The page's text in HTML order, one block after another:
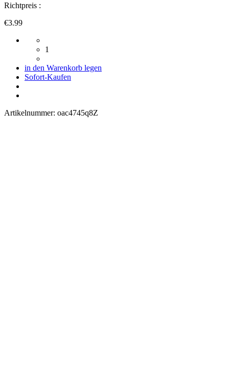
Richtpreis :
€3.99
1
in den Warenkorb legen
Sofort-Kaufen
Artikelnummer: oac4745q8Z